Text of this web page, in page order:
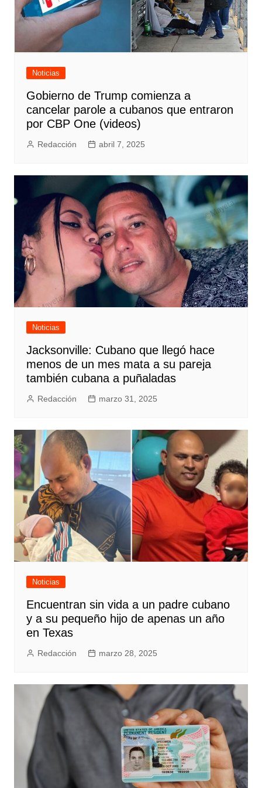
Noticias
Gobierno de Trump comienza a
cancelar parole a cubanos que entraron
por CBP One (videos)
Redacción abril 7, 2025
Noticias
Jacksonville: Cubano que llegó hace
menos de un mes mata a su pareja
también cubana a puñaladas
Redacción marzo 31, 2025
Noticias
Encuentran sin vida a un padre cubano
y a su pequeño hijo de apenas un año
en Texas
Redacción marzo 28, 2025